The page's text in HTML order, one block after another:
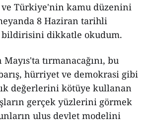
ve Türkiye'nin kamu düzenini
8 Haziran tarihli
bildirisini dikkatle okudum.
tırmanacağını, bu
hürriyet ve demokrasi gibi
değerlerini kötüye kullanan
gerçek yüzlerini görmek
ulus devlet modelini